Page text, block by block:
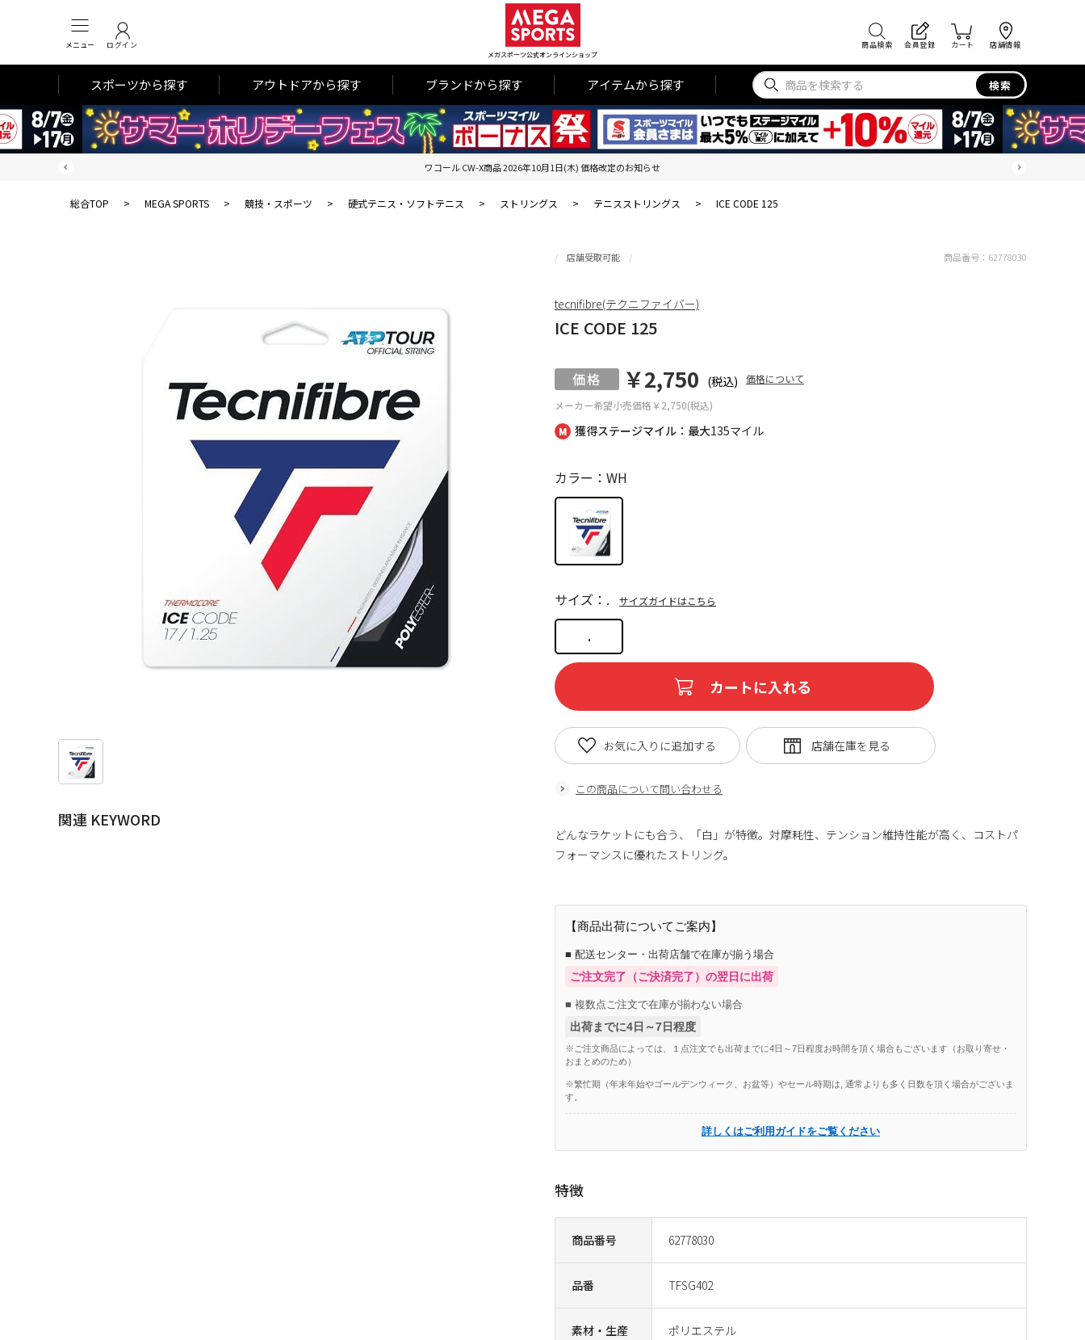
メニュー ログイン
メガスポーツ公式オンラインショップ
商品検索 会員登録 カート 店舗情報
スポーツから探す アウトドアから探す ブランドから探す アイテムから探す 検索
ワコール CW-X商品 2026年10月1日(木) 価格改定のお知らせ
総合TOP > MEGA SPORTS > 競技・スポーツ > 硬式テニス・ソフトテニス > ストリングス > テニスストリングス > ICE CODE 125
関連 KEYWORD
獲得ステージマイル：最大135マイル
店舗受取可能
ICE CODE 125
メーカー希望小売価格￥2,750(税込)
￥2,750 (税込) 価格について
商品番号 62778030
品番 TFSG402
素材・生産
ポリエステル
カラー：WH
.
サイズ：. サイズガイドはこちら
カートに入れる
この商品について問い合わせる
お気に入りに追加する
商品番号： 62778030
tecnifibre(テクニファイバー)
どんなラケットにも合う、「白」が特徴。対摩耗性、テンション維持性能が高く、コストパ
フォーマンスに優れたストリング。
【商品出荷についてご案内】
■ 配送センター・出荷店舗で在庫が揃う場合
ご注文完了（ご決済完了）の翌日に出荷
■ 複数点ご注文で在庫が揃わない場合
出荷までに4日～7日程度
※ご注文商品によっては、１点注文でも出荷までに4日～7日程度お時間を頂く場合もございます（お取り寄せ・
おまとめのため）
※繁忙期（年末年始やゴールデンウィーク、お盆等）やセール時期は, 通常よりも多く日数を頂く場合がございま
す。
詳しくはご利用ガイドをご覧ください
特徴